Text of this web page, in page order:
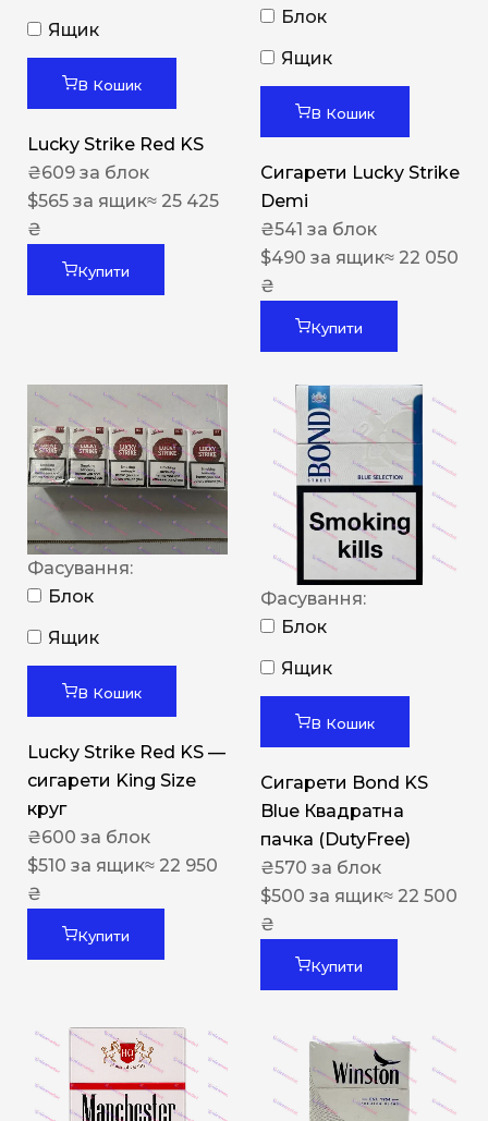
Ящик
В Кошик
Lucky Strike Red KS
₴609 за блок
$565 за ящик≈ 25 425
₴
Купити
Блок
Ящик
В Кошик
Сигарети Lucky Strike
Demi
₴541 за блок
$490 за ящик≈ 22 050
₴
Купити
Фасування:
Блок
Ящик
В Кошик
Lucky Strike Red KS —
сигарети King Size
круг
₴600 за блок
$510 за ящик≈ 22 950
₴
Купити
Фасування:
Блок
Ящик
В Кошик
Сигарети Bond KS
Blue Квадратна
пачка (DutyFree)
₴570 за блок
$500 за ящик≈ 22 500
₴
Купити